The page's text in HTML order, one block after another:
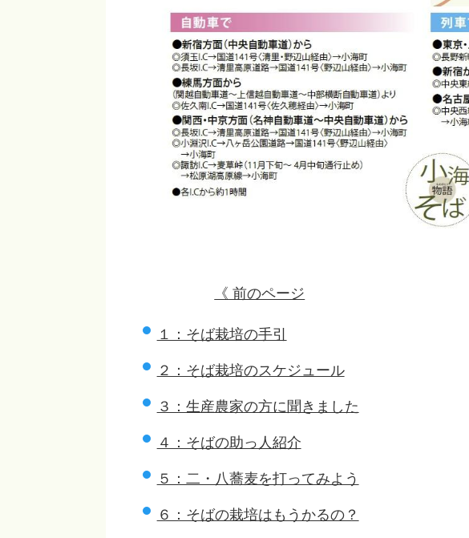
《 前のページ
１：そば栽培の手引
２：そば栽培のスケジュール
３：生産農家の方に聞きました
４：そばの助っ人紹介
５：二・八蕎麦を打ってみよう
６：そばの栽培はもうかるの？